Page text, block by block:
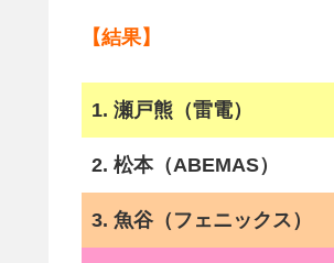
【結果】
1. 瀬戸熊（雷電）
2. 松本（ABEMAS）
3. 魚谷（フェニックス）